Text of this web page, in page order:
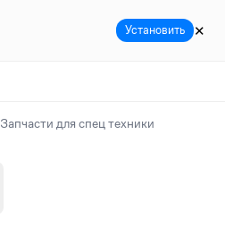
Запчасти для спец техники
Установить ✕